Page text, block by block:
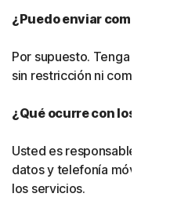
¿Puedo enviar
Por supuesto. Tenga en
sin restricción ni
¿Qué ocurre con los
Usted es responsable de
datos y telefonía móvil
los servicios.